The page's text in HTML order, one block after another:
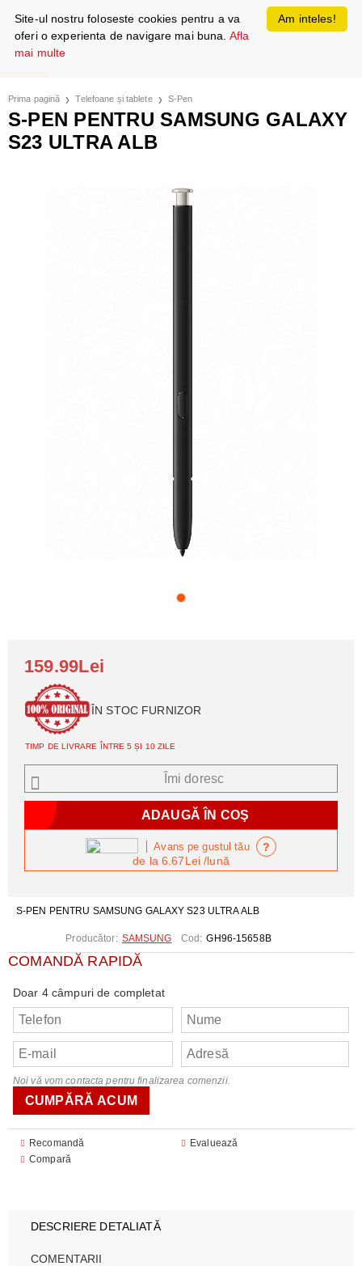
Prima pagină Telefoane și tablete S-Pen
S-PEN PENTRU SAMSUNG GALAXY
S23 ULTRA ALB
S-PEN PENTRU SAMSUNG GALAXY S23 ULTRA ALB
Producător: SAMSUNG Cod: GH96-15658B
COMANDĂ RAPIDĂ
Doar 4 câmpuri de completat
Noi vă vom contacta pentru finalizarea comenzii.
Recomandă
Evaluează
Compară
159.99Lei
ÎN STOC FURNIZOR
TIMP DE LIVRARE ÎNTRE 5 ȘI 10 ZILE
Îmi doresc
de la 6.67Lei/lună
Avans pe gustul tău ?
DESCRIERE DETALIATĂ
COMENTARII
Am inteles!
Site-ul nostru foloseste cookies pentru a va
oferi o experienta de navigare mai buna. Afla
mai multe